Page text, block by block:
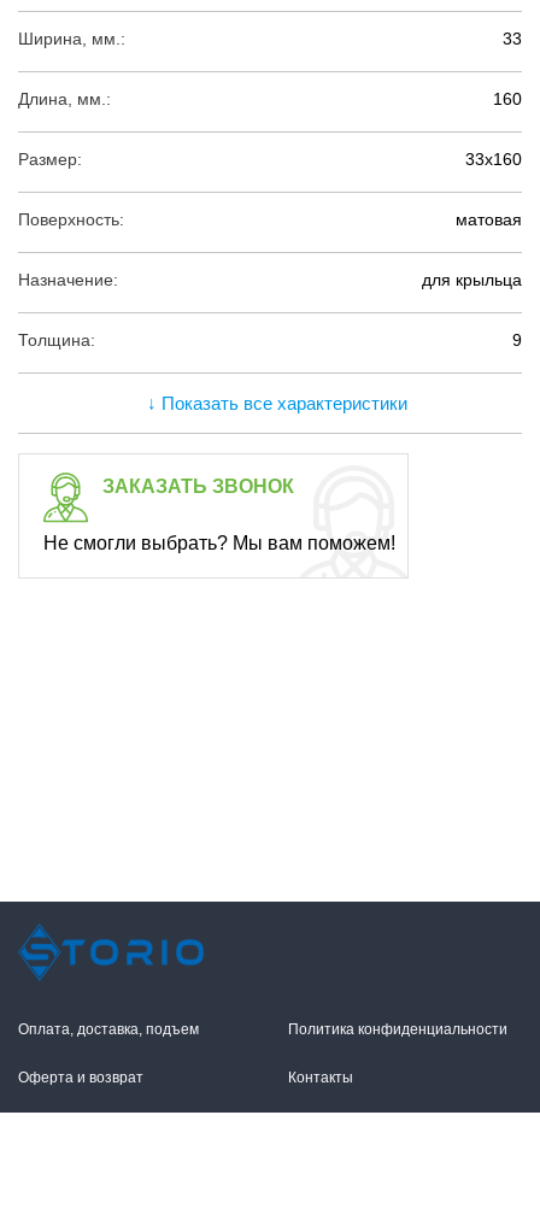
Ширина, мм.: 33
Длина, мм.: 160
Размер: 33х160
Поверхность: матовая
Назначение: для крыльца
Толщина: 9
↓ Показать все характеристики
ЗАКАЗАТЬ ЗВОНОК
Не смогли выбрать? Мы вам поможем!
Оплата, доставка, подъем
Оферта и возврат
Политика конфиденциальности
Контакты